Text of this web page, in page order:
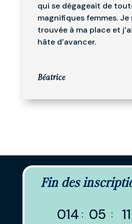
qui se dégageait de
magnifiques femmes. Je
trouvée à ma place et
hâte d’avancer.
Béatrice
Fin des
014 : 05 : 11